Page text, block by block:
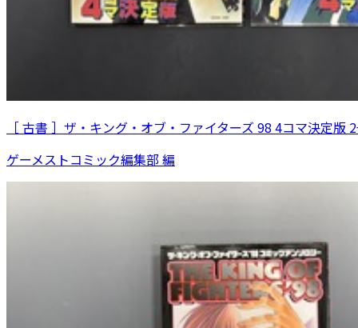
［ 古書 ］ザ・キング・オブ・ファイターズ 98 4コマ決定版
ゲーメストコミック編集部 編